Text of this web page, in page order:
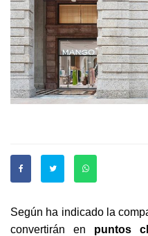
Según ha indicado la
convertirán en puntos